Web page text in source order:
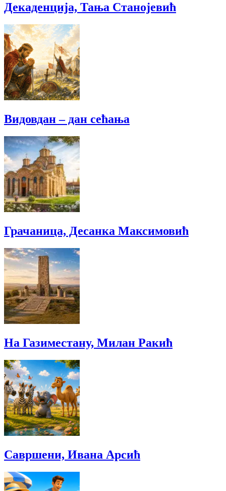
Декаденција, Тања Станојевић
Видовдан – дан сећања
Грачаница, Десанка Максимовић
На Газиместану, Милан Ракић
Савршени, Ивана Арсић